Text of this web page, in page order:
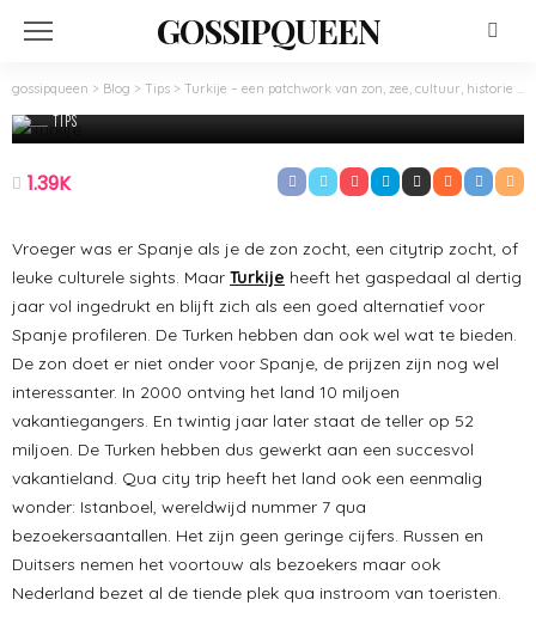
GOSSIPQUEEN
gossipqueen > Blog > Tips > Turkije – een patchwork van zon, zee, cultuur, historie en spraakmakende natuur
TIPS
Turkije – een patchwork van zon, zee,
cultuur, historie en spraakmakende natuur
1.39K
Vroeger was er Spanje als je de zon zocht, een citytrip zocht, of
leuke culturele sights. Maar Turkije heeft het gaspedaal al dertig
jaar vol ingedrukt en blijft zich als een goed alternatief voor
Spanje profileren. De Turken hebben dan ook wel wat te bieden.
De zon doet er niet onder voor Spanje, de prijzen zijn nog wel
interessanter. In 2000 ontving het land 10 miljoen
vakantiegangers. En twintig jaar later staat de teller op 52
miljoen. De Turken hebben dus gewerkt aan een succesvol
vakantieland. Qua city trip heeft het land ook een eenmalig
wonder: Istanboel, wereldwijd nummer 7 qua
bezoekersaantallen. Het zijn geen geringe cijfers. Russen en
Duitsers nemen het voortouw als bezoekers maar ook
Nederland bezet al de tiende plek qua instroom van toeristen.